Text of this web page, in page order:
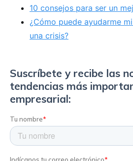
10 consejos para ser un
¿Cómo puede ayudarme
una crisis?